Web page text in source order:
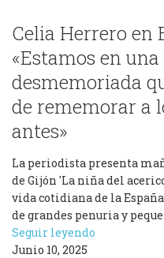
Celia Herrero en
«Estamos en
desmemoriada
de rememorar a
antes»
La periodista presenta
de Gijón 'La niña del
vida cotidiana de la
de grandes penuria y
Seguir leyendo
Junio 10, 2025